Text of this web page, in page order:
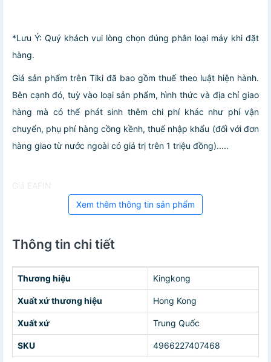
*Lưu Ý: Quý khách vui lòng chọn đúng phân loại máy khi đặt
hàng.
Giá sản phẩm trên Tiki đã bao gồm thuế theo luật hiện hành.
Bên cạnh đó, tuỳ vào loại sản phẩm, hình thức và địa chỉ giao
hàng mà có thể phát sinh thêm chi phí khác như phí vận
chuyển, phụ phí hàng cồng kềnh, thuế nhập khẩu (đối với đơn
hàng giao từ nước ngoài có giá trị trên 1 triệu đồng).....
Giá EAFIN
Xem thêm thông tin sản phẩm
Thông tin chi tiết
Thương hiệu Kingkong
Xuất xứ thương hiệu Hong Kong
Xuất xứ Trung Quốc
SKU 4966227407468